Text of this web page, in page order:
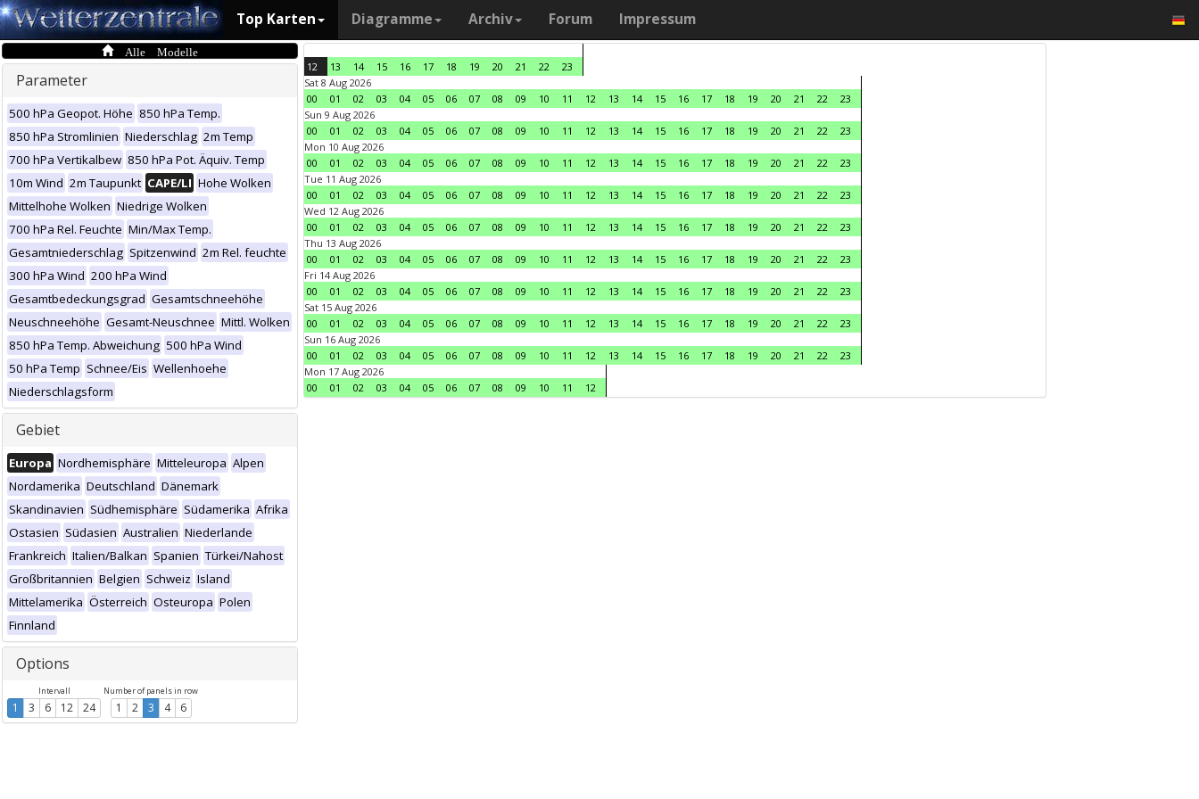
Top Karten Diagramme Archiv Forum Impressum
Alle Modelle
Parameter
500 hPa Geopot. Höhe 850 hPa Temp.
850 hPa Stromlinien Niederschlag 2m Temp
700 hPa Vertikalbew 850 hPa Pot. Äquiv. Temp
10m Wind 2m Taupunkt CAPE/LI Hohe Wolken
Mittelhohe Wolken Niedrige Wolken
700 hPa Rel. Feuchte Min/Max Temp.
Gesamtniederschlag Spitzenwind 2m Rel. feuchte
300 hPa Wind 200 hPa Wind
Gesamtbedeckungsgrad Gesamtschneehöhe
Neuschneehöhe Gesamt-Neuschnee Mittl. Wolken
850 hPa Temp. Abweichung 500 hPa Wind
50 hPa Temp Schnee/Eis Wellenhoehe
Niederschlagsform
Gebiet
Europa Nordhemisphäre Mitteleuropa Alpen
Nordamerika Deutschland Dänemark
Skandinavien Südhemisphäre Südamerika Afrika
Ostasien Südasien Australien Niederlande
Frankreich Italien/Balkan Spanien Türkei/Nahost
Großbritannien Belgien Schweiz Island
Mittelamerika Österreich Osteuropa Polen
Finnland
Options
Intervall
1 3 6 12 24
Number of panels in row
1 2 3 4 6
12 13 14 15 16 17 18 19 20 21 22
23
Sat 8 Aug 2026
00
01 02 03 04 05 06 07 08 09 10 11 12 13 14 15 16 17 18 19 20 21 22
23
Sun 9 Aug 2026
00
01 02 03 04 05 06 07 08 09 10 11 12 13 14 15 16 17 18 19 20 21 22
23
Mon 10 Aug 2026
00
01 02 03 04 05 06 07 08 09 10 11 12 13 14 15 16 17 18 19 20 21 22
23
Tue 11 Aug 2026
00
01 02 03 04 05 06 07 08 09 10 11 12 13 14 15 16 17 18 19 20 21 22
23
Wed 12 Aug 2026
00
01 02 03 04 05 06 07 08 09 10 11 12 13 14 15 16 17 18 19 20 21 22
23
Thu 13 Aug 2026
00
01 02 03 04 05 06 07 08 09 10 11 12 13 14 15 16 17 18 19 20 21 22
23
Fri 14 Aug 2026
00
01 02 03 04 05 06 07 08 09 10 11 12 13 14 15 16 17 18 19 20 21 22
23
Sat 15 Aug 2026
00
01 02 03 04 05 06 07 08 09 10 11 12 13 14 15 16 17 18 19 20 21 22
23
Sun 16 Aug 2026
00
01 02 03 04 05 06 07 08 09 10 11 12 13 14 15 16 17 18 19 20 21 22
23
Mon 17 Aug 2026
00
01 02 03 04 05 06 07 08 09 10 11 12